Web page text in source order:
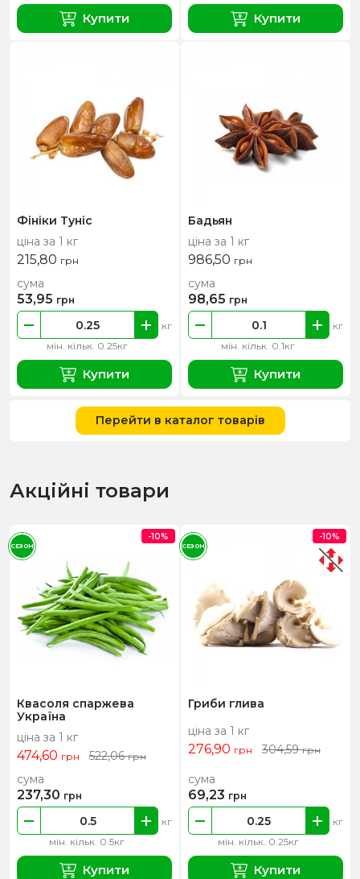
Купити Купити
Фініки Туніс
ціна за 1 кг
215,80 грн
мін. кільк. 0.25кг
кг
сума
53,95 грн
Купити
Бадьян
ціна за 1 кг
986,50 грн
мін. кільк. 0.1кг
кг
сума
98,65 грн
Купити
Перейти в каталог товарів
Акційні товари
Квасоля спаржева
Україна
ціна за 1 кг
474,60 грн 522,06грн
мін. кільк. 0.5кг
кг
сума
237,30 грн
Купити
-10%
СЕЗОН
Гриби глива
ціна за 1 кг
276,90 грн 304,59грн
мін. кільк. 0.25кг
кг
сума
69,23 грн
Купити
-10%
СЕЗОН